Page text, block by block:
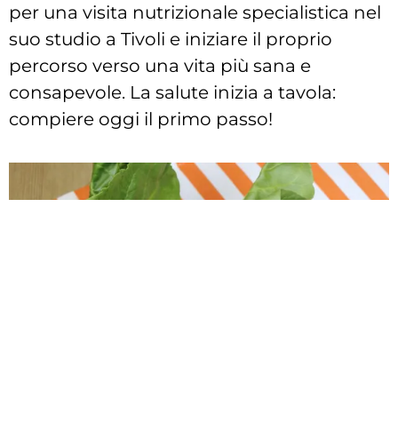
per una visita nutrizionale specialistica nel
suo studio a Tivoli e iniziare il proprio
percorso verso una vita più sana e
consapevole. La salute inizia a tavola:
compiere oggi il primo passo!